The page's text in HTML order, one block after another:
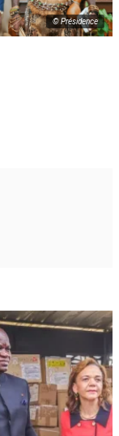
© Présidence